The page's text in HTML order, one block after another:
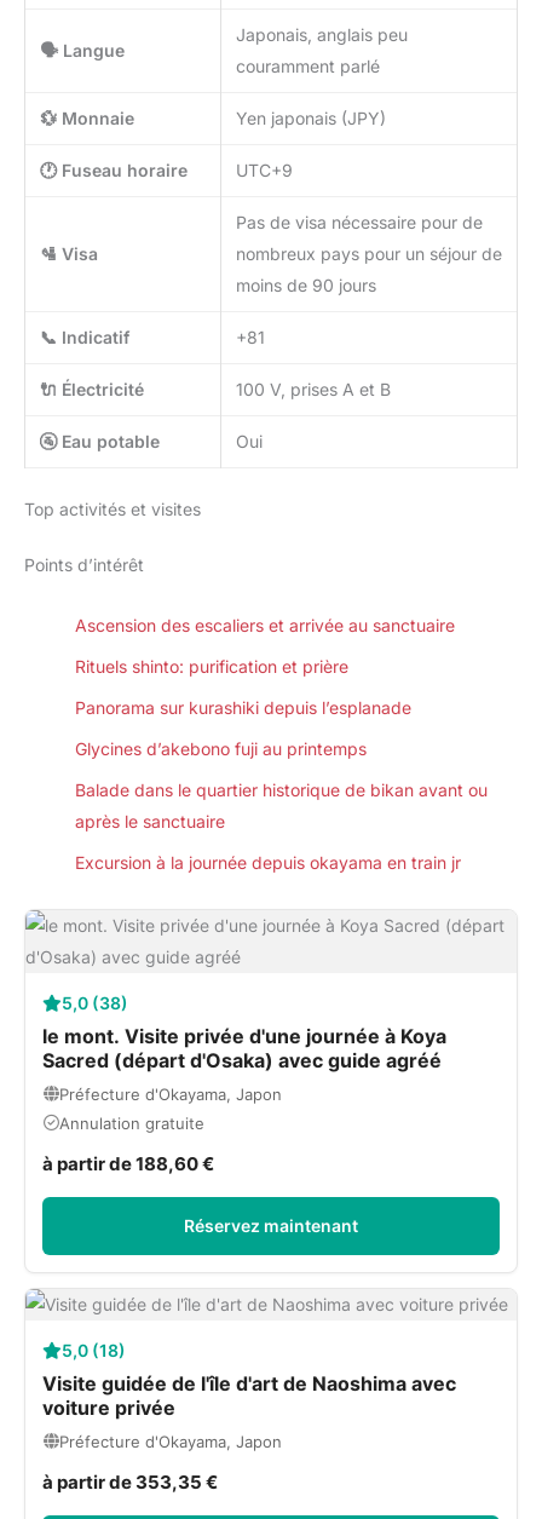
🗣️ Langue
Japonais, anglais peu
couramment parlé
💱 Monnaie Yen japonais (JPY)
🕐 Fuseau horaire UTC+9
🛂 Visa
Pas de visa nécessaire pour de
nombreux pays pour un séjour de
moins de 90 jours
📞 Indicatif +81
🔌 Électricité 100 V, prises A et B
🚰 Eau potable Oui
Top activités et visites
Points d’intérêt
Ascension des escaliers et arrivée au sanctuaire
Rituels shinto: purification et prière
Panorama sur kurashiki depuis l’esplanade
Glycines d’akebono fuji au printemps
Balade dans le quartier historique de bikan avant ou
après le sanctuaire
Excursion à la journée depuis okayama en train jr
5,0 (38)
le mont. Visite privée d'une journée à Koya
Sacred (départ d'Osaka) avec guide agréé
Préfecture d'Okayama, Japon
Annulation gratuite
à partir de 188,60 €
Réservez maintenant
5,0 (18)
Visite guidée de l'île d'art de Naoshima avec
voiture privée
Préfecture d'Okayama, Japon
à partir de 353,35 €